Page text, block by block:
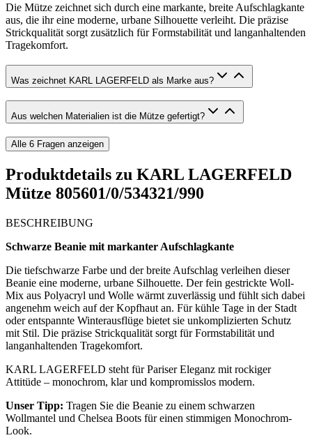
Die Mütze zeichnet sich durch eine markante, breite Aufschlagkante
aus, die ihr eine moderne, urbane Silhouette verleiht. Die präzise
Strickqualität sorgt zusätzlich für Formstabilität und langanhaltenden
Tragekomfort.
Was zeichnet KARL LAGERFELD als Marke aus?
Aus welchen Materialien ist die Mütze gefertigt?
Alle 6 Fragen anzeigen
Produktdetails zu KARL LAGERFELD
Mütze 805601/0/534321/990
BESCHREIBUNG
Schwarze Beanie mit markanter Aufschlagkante
Die tiefschwarze Farbe und der breite Aufschlag verleihen dieser
Beanie eine moderne, urbane Silhouette. Der fein gestrickte Woll-
Mix aus Polyacryl und Wolle wärmt zuverlässig und fühlt sich dabei
angenehm weich auf der Kopfhaut an. Für kühle Tage in der Stadt
oder entspannte Winterausflüge bietet sie unkomplizierten Schutz
mit Stil. Die präzise Strickqualität sorgt für Formstabilität und
langanhaltenden Tragekomfort.
KARL LAGERFELD steht für Pariser Eleganz mit rockiger
Attitüde – monochrom, klar und kompromisslos modern.
Unser Tipp: Tragen Sie die Beanie zu einem schwarzen
Wollmantel und Chelsea Boots für einen stimmigen Monochrom-
Look.